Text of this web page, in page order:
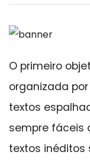
O primeiro
organizada
textos
sempre fáceis
textos inéditos